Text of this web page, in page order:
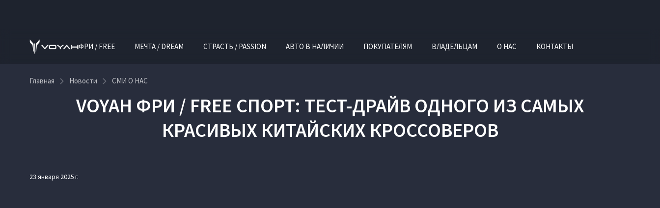
ФРИ / FREE МЕЧТА / DREAM СТРАСТЬ / PASSION АВТО В НАЛИЧИИ ПОКУПАТЕЛЯМ ВЛАДЕЛЬЦАМ О НАС КОНТАКТЫ
Главная Новости СМИ О НАС
VOYAH ФРИ / FREE СПОРТ: ТЕСТ-ДРАЙВ ОДНОГО ИЗ САМЫХ
КРАСИВЫХ КИТАЙСКИХ КРОССОВЕРОВ
23 января 2025 г.